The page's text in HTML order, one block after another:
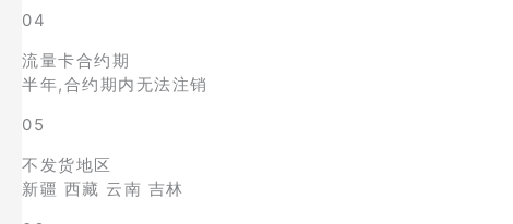
04
流量卡合约期
半年,合约期内无法注销
05
不发货地区
新疆 西藏 云南 吉林